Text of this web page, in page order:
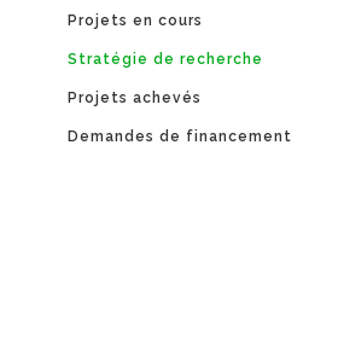
Projets en cours
Stratégie de recherche
Projets achevés
Demandes de financement